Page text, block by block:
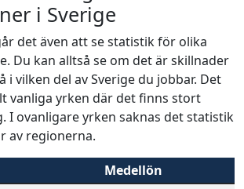
i Sverige
det även att se statistik för olika
Du kan alltså se om det är skillnader
i vilken del av Sverige du jobbar. Det
vanliga yrken där det finns stort
I ovanligare yrken saknas det statistik
av regionerna.
Medellön